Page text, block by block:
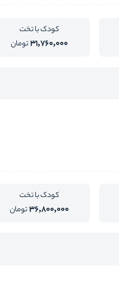
کودک با تخت
31,760,000تومان
کودک با تخت
36,800,000تومان